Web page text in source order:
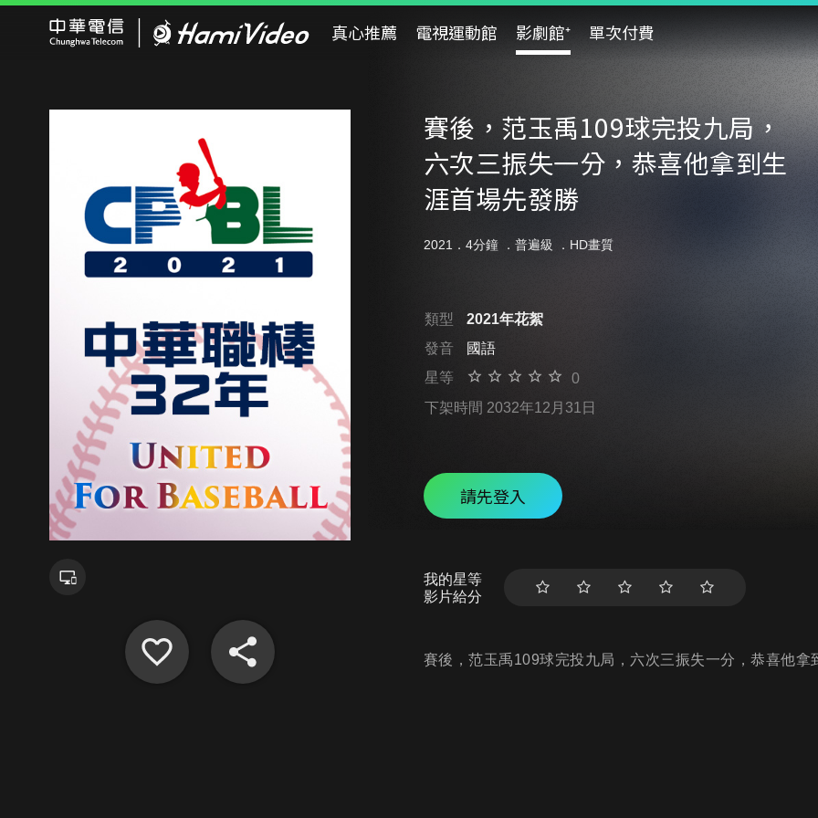
真心推薦 電視運動館 影劇館⁺ 單次付費
賽後，范玉禹109球完投九局，
六次三振失一分，恭喜他拿到生
涯首場先發勝
2021．4分鐘 ． 普遍級 ．HD畫質
類型
2021年花絮
發音
國語
星等
0
下架時間 2032年12月31日
請先登入
我的星等
影片給分
賽後，范玉禹109球完投九局，六次三振失一分，恭喜他拿